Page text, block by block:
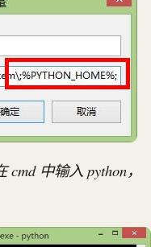
中输入 python，